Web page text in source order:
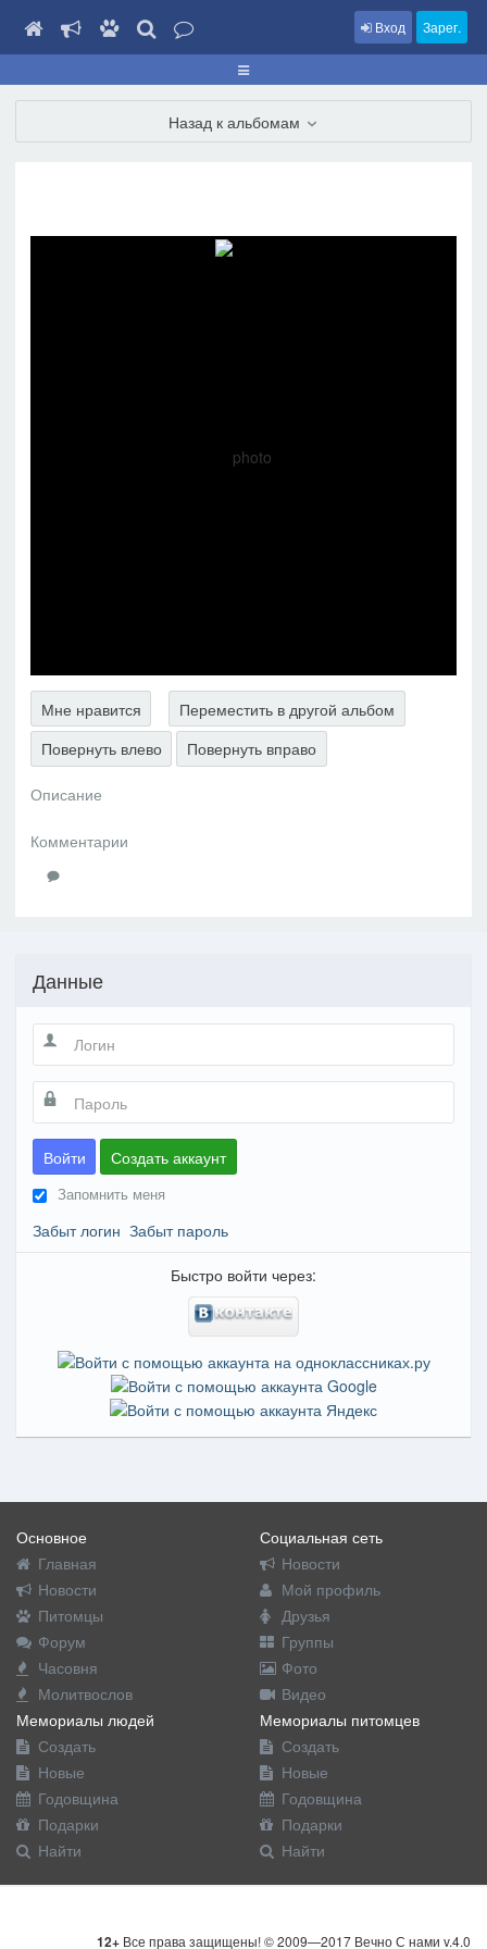
Вход Зарег.
Назад к альбомам
Мне нравится
Переместить в другой альбом
Повернуть влево
Повернуть вправо
Описание
Комментарии
Данные
Войти Создать аккаунт
Запомнить меня
Забыт логин Забыт пароль
Быстро войти через:
Основное
Главная
Новости
Питомцы
Форум
Часовня
Молитвослов
Социальная сеть
Новости
Мой профиль
Друзья
Группы
Фото
Видео
Мемориалы людей
Создать
Новые
Годовщина
Подарки
Найти
Мемориалы питомцев
Создать
Новые
Годовщина
Подарки
Найти
12+ Все права защищены! © 2009—2017 Вечно С нами v.4.0